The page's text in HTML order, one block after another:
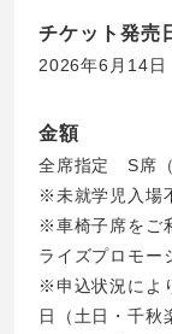
チケット発売
2026年6月14
金額
全席指定 S席
※未就学児入場
※車椅子席をご
ライズプロモー
※申込状況によ
日（土日・千秋